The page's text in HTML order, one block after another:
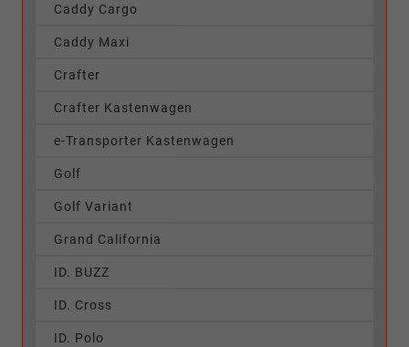
Caddy Cargo
Caddy Maxi
Crafter
Crafter Kastenwagen
e-Transporter Kastenwagen
Golf
Golf Variant
Grand California
ID. BUZZ
ID. Cross
ID. Polo